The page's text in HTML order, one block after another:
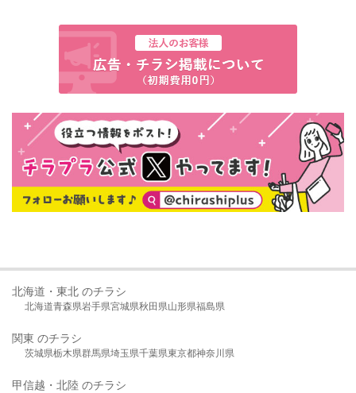
北海道・東北 のチラシ
北海道青森県岩手県宮城県秋田県山形県福島県
関東 のチラシ
茨城県栃木県群馬県埼玉県千葉県東京都神奈川県
甲信越・北陸 のチラシ